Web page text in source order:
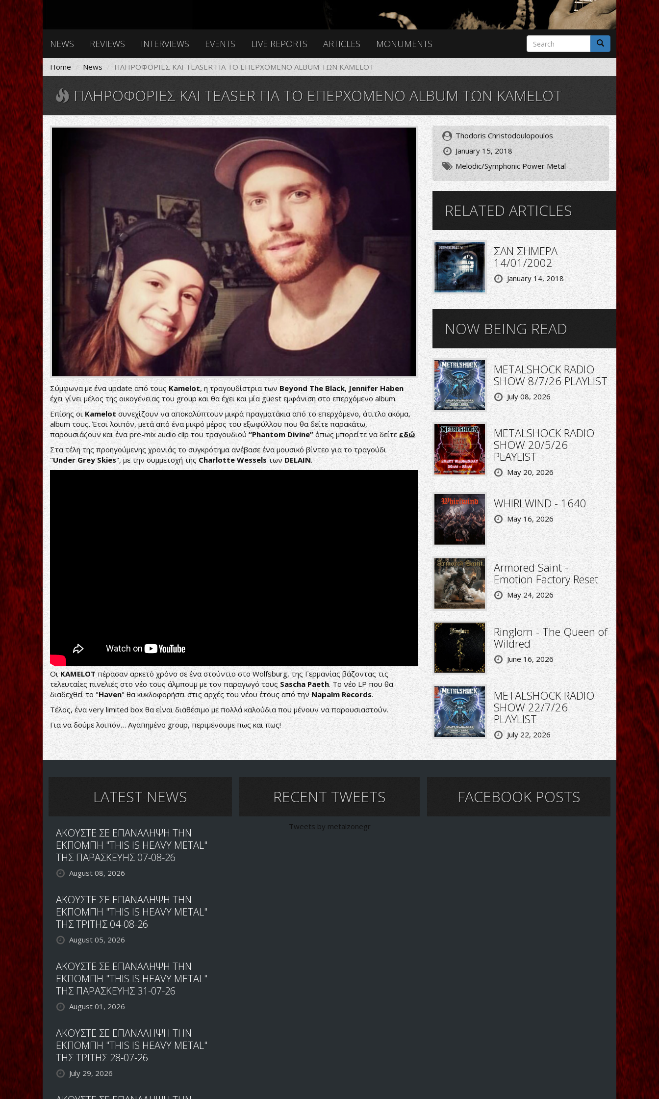
NEWS REVIEWS INTERVIEWS EVENTS LIVE REPORTS ARTICLES MONUMENTS
Search
form
Search
Home News ΠΛΗΡΟΦΟΡΙΕΣ ΚΑΙ TEASER ΓΙΑ ΤΟ ΕΠΕΡΧΟΜΕΝΟ ALBUM ΤΩΝ KAMELOT
ΠΛΗΡΟΦΟΡΙΕΣ ΚΑΙ TEASER ΓΙΑ ΤΟ ΕΠΕΡΧΟΜΕΝΟ ALBUM ΤΩΝ KAMELOT
26731772_10155454131238003_3054125921715275124_n.png
Σύμφωνα με ένα update από τουςKamelot, η τραγουδίστρια των Beyond The Black, Jennifer Haben
έχει γίνει μέλος της οικογένειας του group και θα έχει και μία guest εμφάνιση στο επερχόμενο album.
Επίσης οι Kamelotσυνεχίζουν να αποκαλύπτουν μικρά πραγματάκια από το επερχόμενο, άτιτλο ακόμα,
album τους. Έτσι λοιπόν, μετά από ένα μικρό μέρος του εξωφύλλου που θα δείτε παρακάτω,
παρουσιάζουν και ένα pre-mix audio clip του τραγουδιού “Phantom Divine”όπως μπορείτε να δείτε εδώ.
Στα τέλη της προηγούμενης χρονιάς το συγκρότημα ανέβασε ένα μουσικό βίντεο για το τραγούδι
"UnderGreySkies", με την συμμετοχή τηςCharlotteWesselsτωνDELAIN.
ΟιKAMELOT πέρασαν αρκετό χρόνο σε ένα στούντιο στο Wolfsburg, της Γερμανίας βάζοντας τις
τελευταίες πινελιές στο νέο τους άλμπουμ με τον παραγωγό τους SaschaPaeth. Το νέο LP που θα
διαδεχθεί το "Haven" θα κυκλοφορήσει στις αρχές του νέου έτους από την Napalm Records.
Τέλος, ένα very limited box θα είναι διαθέσιμο με πολλά καλούδια που μένουν να παρουσιαστούν.
Για να δούμε λοιπόν… Αγαπημένο group, περιμένουμε πως και πως!
Thodoris Christodoulopoulos
January 15, 2018
Melodic/Symphonic Power Metal
RELATED ARTICLES
ΣΑΝ ΣΗΜΕΡΑ
14/01/2002
January 14, 2018
NOW BEING READ
METALSHOCK RADIO
SHOW 8/7/26 PLAYLIST
July 08, 2026
METALSHOCK RADIO
SHOW 20/5/26
PLAYLIST
May 20, 2026
WHIRLWIND - 1640
May 16, 2026
Armored Saint -
Emotion Factory Reset
May 24, 2026
Ringlorn - The Queen of
Wildred
June 16, 2026
METALSHOCK RADIO
SHOW 22/7/26
PLAYLIST
July 22, 2026
LATEST NEWS
ΑΚΟΥΣΤΕ ΣΕ ΕΠΑΝΑΛΗΨΗ ΤΗΝ
ΕΚΠΟΜΠΗ "THIS IS HEAVY METAL"
ΤΗΣ ΠΑΡΑΣΚΕΥΗΣ 07-08-26
August 08, 2026
ΑΚΟΥΣΤΕ ΣΕ ΕΠΑΝΑΛΗΨΗ ΤΗΝ
ΕΚΠΟΜΠΗ "THIS IS HEAVY METAL"
ΤΗΣ ΤΡΙΤΗΣ 04-08-26
August 05, 2026
ΑΚΟΥΣΤΕ ΣΕ ΕΠΑΝΑΛΗΨΗ ΤΗΝ
ΕΚΠΟΜΠΗ "THIS IS HEAVY METAL"
ΤΗΣ ΠΑΡΑΣΚΕΥΗΣ 31-07-26
August 01, 2026
ΑΚΟΥΣΤΕ ΣΕ ΕΠΑΝΑΛΗΨΗ ΤΗΝ
ΕΚΠΟΜΠΗ "THIS IS HEAVY METAL"
ΤΗΣ ΤΡΙΤΗΣ 28-07-26
July 29, 2026
RECENT TWEETS
Tweets by metalzonegr
FACEBOOK POSTS